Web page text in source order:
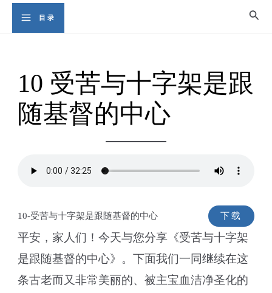
Main
目录
10 受苦与十字架是跟
随基督的中心
10-受苦与十字架是跟随基督的中心 下载
平安，家人们！今天与您分享《受苦与十字架
是跟随基督的中心》。下面我们一同继续在这
条古老而又非常美丽的、被主宝血洁净圣化的